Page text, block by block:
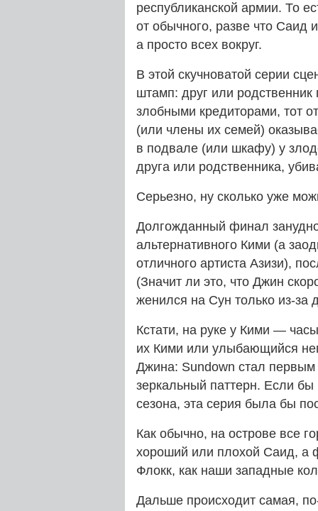
республиканской армии. То
от обычного, разве что Саид
а просто всех вокруг.
В этой скучноватой серии
штамп: друг или родственник
злобными кредиторами, тот
(или члены их семей)
в подвале (или шкафу) у
друга или родственника,
Серьезно, ну сколько уже
Долгожданный финал
альтернативного Кими (а
отличного артиста Азизи),
(Значит ли это, что Джин
женился на Сун только из-за
Кстати, на руке у Кими —
их Кими или улыбающийся
Джина: Sundown стал
зеркальный паттерн. Если
сезона, эта серия была бы
Как обычно, на острове все
хороший или плохой Саид, а
Флокк, как наши западные
Дальше происходит самая,